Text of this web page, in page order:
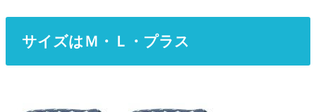
サイズはＭ・Ｌ・プラス